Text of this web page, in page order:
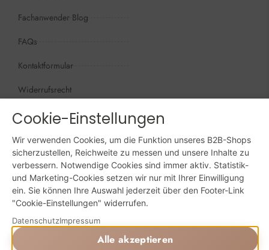
Fachanwender Blog
FAQs
Kontaktformular
Widerrufsrecht
Öffnungszeiten
Wir sind persönlich, für Sie da:
Mo - Do: 09:00 - 16:00 Uhr
Fr: 09:00 - 15:00 Uhr
Sa + So: geschlossen
Online bestellen: 24/7
Cookie-Einstellungen
Wir verwenden Cookies, um die Funktion unseres B2B-Shops
sicherzustellen, Reichweite zu messen und unsere Inhalte zu
verbessern. Notwendige Cookies sind immer aktiv. Statistik-
und Marketing-Cookies setzen wir nur mit Ihrer Einwilligung
ein. Sie können Ihre Auswahl jederzeit über den Footer-Link
"Cookie-Einstellungen" widerrufen.
DatenschutzImpressum
Alle akzeptieren